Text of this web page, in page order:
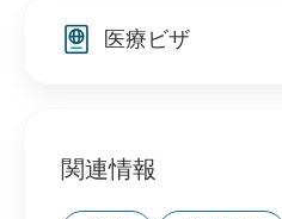
医療ビザ
関連情報